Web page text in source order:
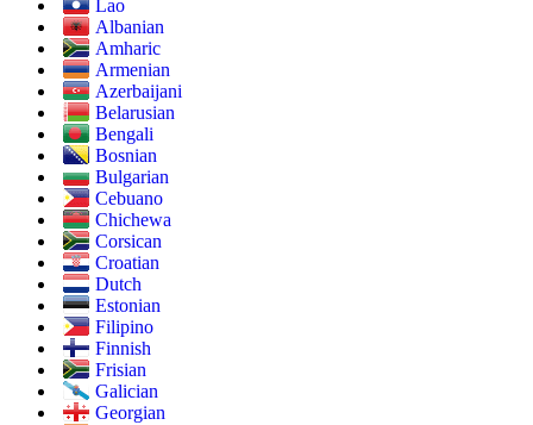
Lao
Albanian
Amharic
Armenian
Azerbaijani
Belarusian
Bengali
Bosnian
Bulgarian
Cebuano
Chichewa
Corsican
Croatian
Dutch
Estonian
Filipino
Finnish
Frisian
Galician
Georgian